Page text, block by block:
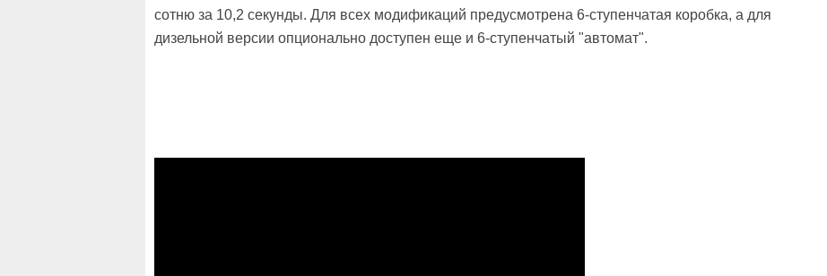
сотню за 10,2 секунды. Для всех модификаций предусмотрена 6-ступенчатая коробка, а для
дизельной версии опционально доступен еще и 6-ступенчатый "автомат".